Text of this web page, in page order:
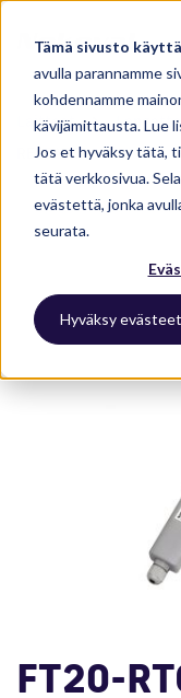
Tämä sivusto
avulla parannamme
kohdennamme
kävijämittausta. Lue
Jos et hyväksy tätä,
tätä verkkosivua.
evästettä, jonka
seurata.
Hyväksy evästeet
Ratkaisut
Tuotteet
Referenssit
Meistä
Laitteet
REPEATER
FT20-